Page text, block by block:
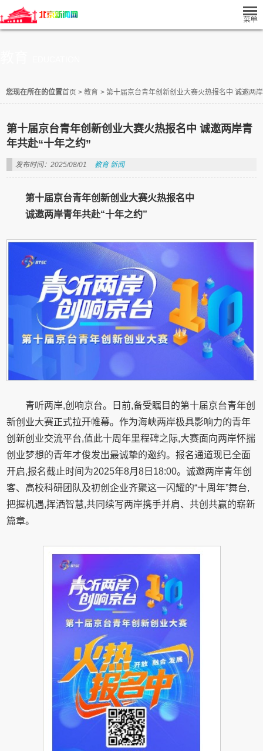
您现在所在的位置首页 > 教育 > 第十届京台青年创新创业大赛火热报名中 诚邀两
第十届京台青年创新创业大赛火热报名中 诚邀两岸青
年共赴“十年之约”
发布时间：2025/08/01 教育 新闻
第十届京台青年创新创业大赛火热报名中
诚邀两岸青年共赴“十年之约”
青听两岸,创响京台。日前,备受瞩目的第十届京台青年创
新创业大赛正式拉开帷幕。作为海峡两岸极具影响力的青年
创新创业交流平台,值此十周年里程碑之际,大赛面向两岸怀揣
创业梦想的青年才俊发出最诚挚的邀约。报名通道现已全面
开启,报名截止时间为2025年8月8日18:00。诚邀两岸青年创
客、高校科研团队及初创企业齐聚这一闪耀的“十周年”舞台,
把握机遇,挥洒智慧,共同续写两岸携手并肩、共创共赢的崭新
篇章。